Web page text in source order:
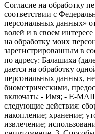
Согласие на обработку
соответствии с
персональных данных»
волей и в своем
на обработку моих
зарегистрированным в
по адресу: Балашиха
дается на обработку
персональных данных,
биометрическими,
включать: - Имя; - E-
следующие действия:
накопление; хранение;
извлечение;